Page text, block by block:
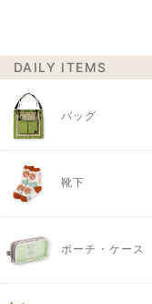
DAILY ITEMS
バッグ
靴下
ポーチ・ケース